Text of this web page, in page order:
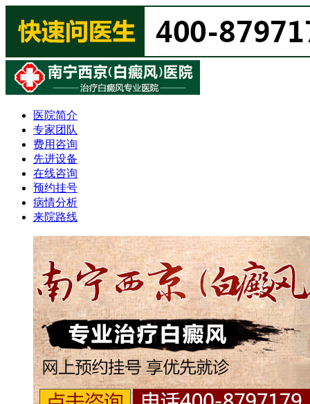
医院简介
专家团队
费用咨询
先进设备
在线咨询
预约挂号
病情分析
来院路线